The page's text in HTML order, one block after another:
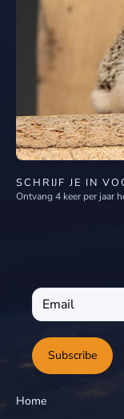
SCHRIJF JE IN
Ontvang 4 keer per jaar
Subscribe
Home